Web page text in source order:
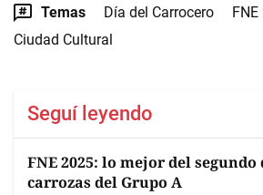
Temas Día del Carrocero
Ciudad Cultural
Seguí leyendo
FNE 2025: lo mejor del segundo
carrozas del Grupo A